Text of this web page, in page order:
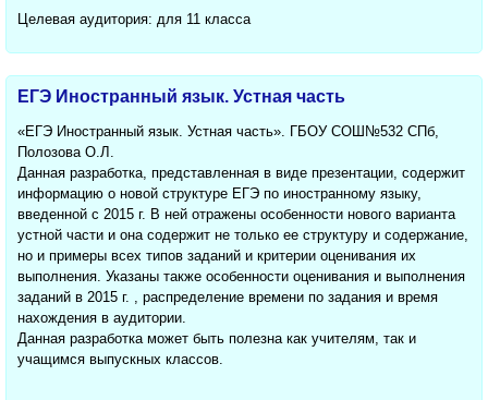
Целевая аудитория: для 11 класса
ЕГЭ Иностранный язык. Устная часть
«ЕГЭ Иностранный язык. Устная часть». ГБОУ СОШ№532 СПб,
Полозова О.Л.
Данная разработка, представленная в виде презентации, содержит
информацию о новой структуре ЕГЭ по иностранному языку,
введенной с 2015 г. В ней отражены особенности нового варианта
устной части и она содержит не только ее структуру и содержание,
но и примеры всех типов заданий и критерии оценивания их
выполнения. Указаны также особенности оценивания и выполнения
заданий в 2015 г. , распределение времени по задания и время
нахождения в аудитории.
Данная разработка может быть полезна как учителям, так и
учащимся выпускных классов.